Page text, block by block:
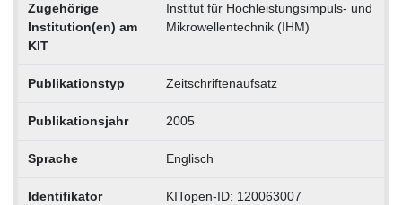
Zugehörige
Institution(en) am
KIT
Institut für Hochleistungsimpuls- und
Mikrowellentechnik (IHM)
Publikationstyp Zeitschriftenaufsatz
Publikationsjahr 2005
Sprache Englisch
Identifikator KITopen-ID: 120063007